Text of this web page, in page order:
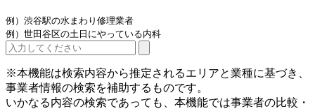
例）渋谷駅の水まわり修理業者
例）世田谷区の土日にやっている内科
※本機能は検索内容から推定されるエリアと業種に基づき、
事業者情報の検索を補助するものです。
いかなる内容の検索であっても、本機能では事業者の比較・